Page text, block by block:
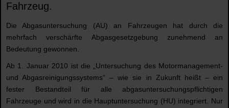
Fahrzeug.
Die Abgasuntersuchung (AU) an Fahrzeugen hat durch die
mehrfach verschärfte Abgasgesetzgebung zunehmend an
Bedeutung gewonnen.
Ab 1. Januar 2010 ist die „Untersuchung des Motormanagement-
und Abgasreinigungssystems“ – wie sie in Zukunft heißt – ein
fester Bestandteil für alle abgasuntersuchungspflichtigen
Fahrzeuge und wird in die Hauptuntersuchung (HU) integriert. Nur